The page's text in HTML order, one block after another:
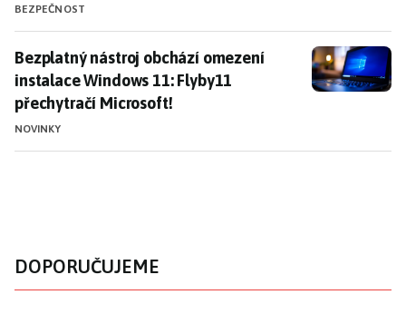
BEZPEČNOST
Bezplatný nástroj obchází omezení instalace
Bezplatný nástroj obchází omezení
instalace Windows 11: Flyby11
přechytračí Microsoft!
NOVINKY
DOPORUČUJEME